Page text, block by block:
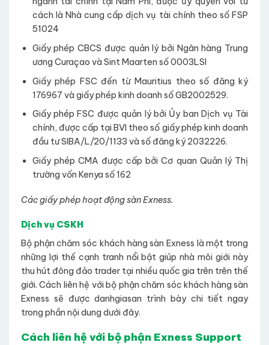
cách là Nhà cung cấp dịch vụ tài chính theo số FSP
51024
Giấy phép CBCS được quản lý bởi Ngân hàng Trung
ương Curaçao và Sint Maarten số 0003LSI
Giấy phép FSC đến từ Mauritius theo số đăng ký
176967 và giấy phép kinh doanh số GB2002529.
Giấy phép FSC được quản lý bởi Ủy ban Dịch vụ Tài
chính, được cấp tại BVI theo số giấy phép kinh doanh
đầu tư SIBA/L/20/1133 và số đăng ký 2032226.
Giấy phép CMA được cấp bởi Cơ quan Quản lý Thị
trường vốn Kenya số 162
Các giấy phép hoạt động sàn Exness.
Dịch vụ CSKH
Bộ phận chăm sóc khách hàng sàn Exness là một trong
những lợi thế cạnh tranh nổi bật giúp nhà môi giới này
thu hút đông đảo trader tại nhiều quốc gia trên trên thế
giới. Cách liên hệ với bộ phận chăm sóc khách hàng sàn
Exness sẽ được danhgiasan trình bày chi tiết ngay
trong phần nội dung dưới đây.
Cách liên hệ với bộ phận Exness Support